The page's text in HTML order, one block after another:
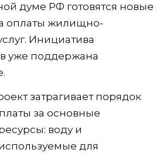
думе РФ готовятся новые
оплаты жилищно-
Инициатива
уже поддержана
затрагивает порядок
за основные
воду и
для